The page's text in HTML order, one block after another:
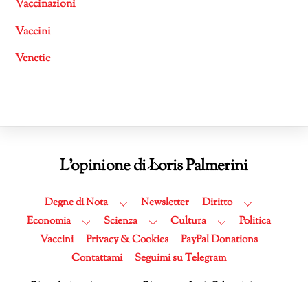
Vaccinazioni
Vaccini
Venetie
Back
Top
L'opinione di Loris Palmerini
Degne di Nota Newsletter
Diritto
Economia
Scienza Cultura
Politica
Vaccini
Privacy & Cookies
PayPal Donations
Contattami
Seguimi su Telegram